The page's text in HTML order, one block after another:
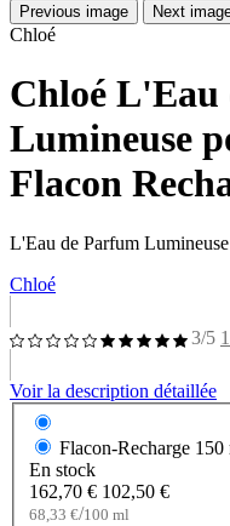
Previous image Next
Chloé
Chloé
Lumineuse
Flacon
L'Eau de Parfum
Chloé
3/5
Voir la description détaillée
Flacon-Recharge 150
En stock
162,70 € 102,50 €
68,33 €/100 ml